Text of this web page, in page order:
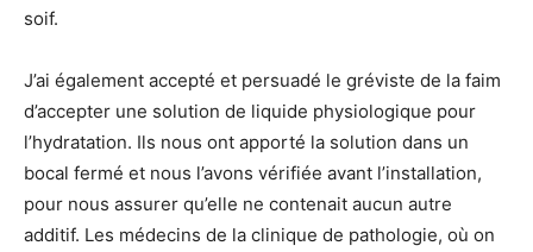
soif.
J’ai également accepté et persuadé le gréviste de la faim
d’accepter une solution de liquide physiologique pour
l’hydratation. Ils nous ont apporté la solution dans un
bocal fermé et nous l’avons vérifiée avant l’installation,
pour nous assurer qu’elle ne contenait aucun autre
additif. Les médecins de la clinique de pathologie, où on